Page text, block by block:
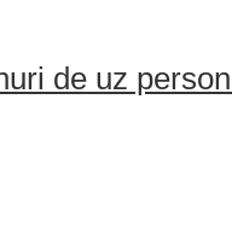
de uz